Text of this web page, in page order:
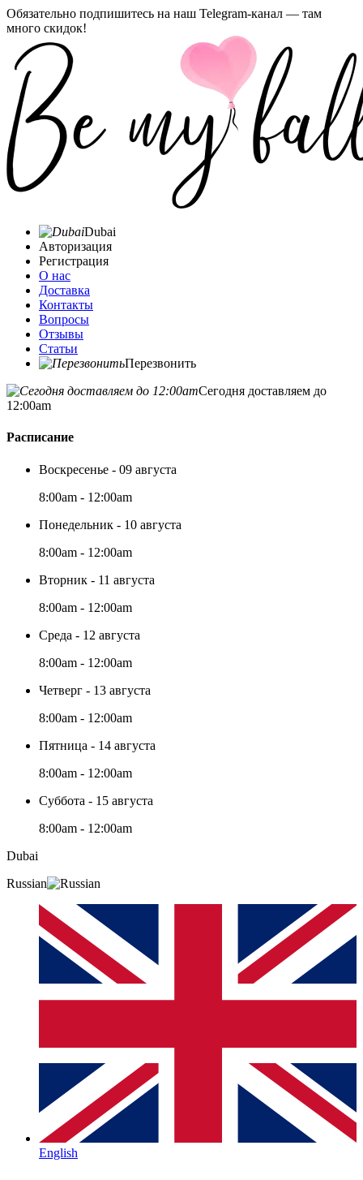
Обязательно подпишитесь на наш Telegram-канал — там
много скидок!
Dubai
Авторизация
Регистрация
О нас
Доставка
Контакты
Вопросы
Отзывы
Статьи
Перезвонить
Сегодня доставляем до
12:00am
Расписание
Воскресенье - 09 августа
8:00am - 12:00am
Понедельник - 10 августа
8:00am - 12:00am
Вторник - 11 августа
8:00am - 12:00am
Среда - 12 августа
8:00am - 12:00am
Четверг - 13 августа
8:00am - 12:00am
Пятница - 14 августа
8:00am - 12:00am
Суббота - 15 августа
8:00am - 12:00am
Dubai
Russian
English